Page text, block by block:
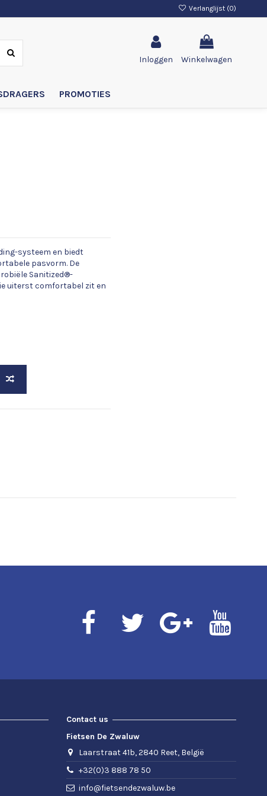
Verlanglijst (0)
Inloggen Winkelwagen
PROMOTIES
systeem en biedt
pasvorm. De
Sanitized®-
uiterst comfortabel zit en
Contact us
Fietsen De Zwaluw
Laarstraat 41b, 2840 Reet, België
+32(0)3 888 78 50
info@fietsendezwaluw.be